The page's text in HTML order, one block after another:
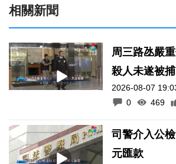
相關新聞
周三路氹嚴
殺人未遂被捕
2026-08-07
0
469
司警介入公
元匯款